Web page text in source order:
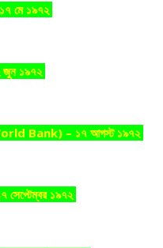
মে ১৯৭২
১৯৭২
Bank) – ১৭ আগস্ট ১৯৭২
১৯৭২